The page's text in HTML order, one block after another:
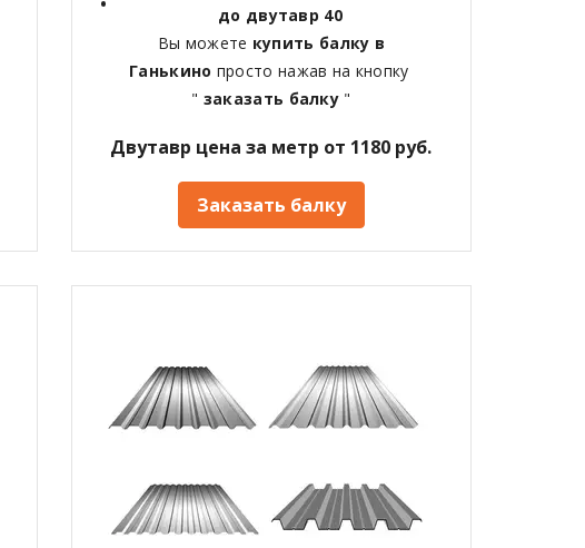
до двутавр 40
Вы можете купить балку в
Ганькино просто нажав на кнопку
" заказать балку "
Двутавр цена за метр от 1180 руб.
Заказать балку